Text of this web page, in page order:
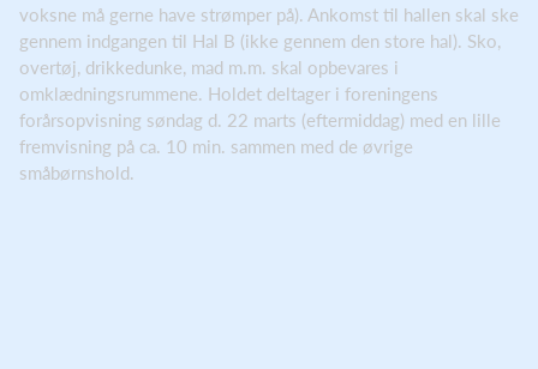
voksne må gerne have strømper på). Ankomst til hallen skal ske
gennem indgangen til Hal B (ikke gennem den store hal). Sko,
overtøj, drikkedunke, mad m.m. skal opbevares i
omklædningsrummene. Holdet deltager i foreningens
forårsopvisning søndag d. 22 marts (eftermiddag) med en lille
fremvisning på ca. 10 min. sammen med de øvrige
småbørnshold.